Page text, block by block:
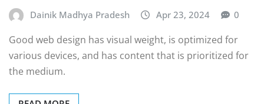
Dainik Madhya Pradesh Apr 23, 2024 0
Good web design has visual weight, is optimized for
various devices, and has content that is prioritized for
the medium.